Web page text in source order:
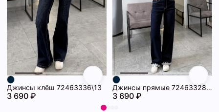
Джинсы клёш 72463336\13
3 690 ₽
Джинсы прямые 72463328\13
3 690 ₽